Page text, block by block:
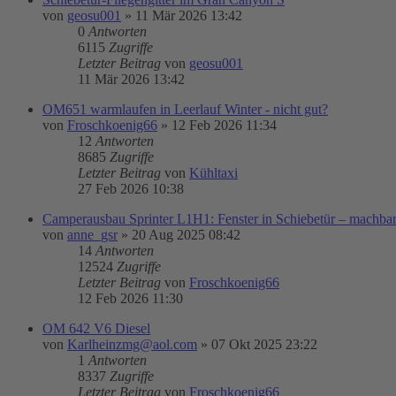
von geosu001 » 11 Mär 2026 13:42
0 Antworten
6115 Zugriffe
Letzter Beitrag von geosu001
11 Mär 2026 13:42
OM651 warmlaufen in Leerlauf Winter - nicht gut?
von Froschkoenig66 » 12 Feb 2026 11:34
12 Antworten
8685 Zugriffe
Letzter Beitrag von Kühltaxi
27 Feb 2026 10:38
Camperausbau Sprinter L1H1: Fenster in Schiebetür –
von anne_gsr » 20 Aug 2025 08:42
14 Antworten
12524 Zugriffe
Letzter Beitrag von Froschkoenig66
12 Feb 2026 11:30
OM 642 V6 Diesel
von Karlheinzmg@aol.com » 07 Okt 2025 23:22
1 Antworten
8337 Zugriffe
Letzter Beitrag von Froschkoenig66